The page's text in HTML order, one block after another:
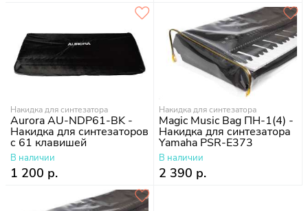
Накидка для синтезатора
Aurora AU-NDP61-BK -
Накидка для синтезаторов
с 61 клавишей
В наличии
1 200 р.
Накидка для синтезатора
Magic Music Bag ПН-1(4) -
Накидка для синтезатора
Yamaha PSR-E373
В наличии
2 390 р.